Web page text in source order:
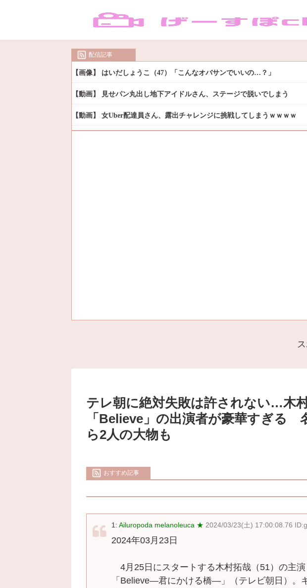
配信記事
【画像】 はいだしょうこ（47）「こんなオバサンでいいの…？」
【動画】 見せパン丸出し地下アイドルさん、ステージで脱いでしまう
【動画】 女Uber配達員さん、露出チャレンジに挑戦してしまうｗｗｗｗ
テレ朝に絶対失敗は許されない…木
「Believe」の出演者が豪華すぎる
ら2人の大物も
おすすめ記事
1: Ailuropoda melanoleuca ★ 2024/03/23(土) 17:00:08.76
2024年03月23日
4月25日にスタートする木村拓哉（51）の主演
「Believe―君にかける橋―」（テレビ朝日）。